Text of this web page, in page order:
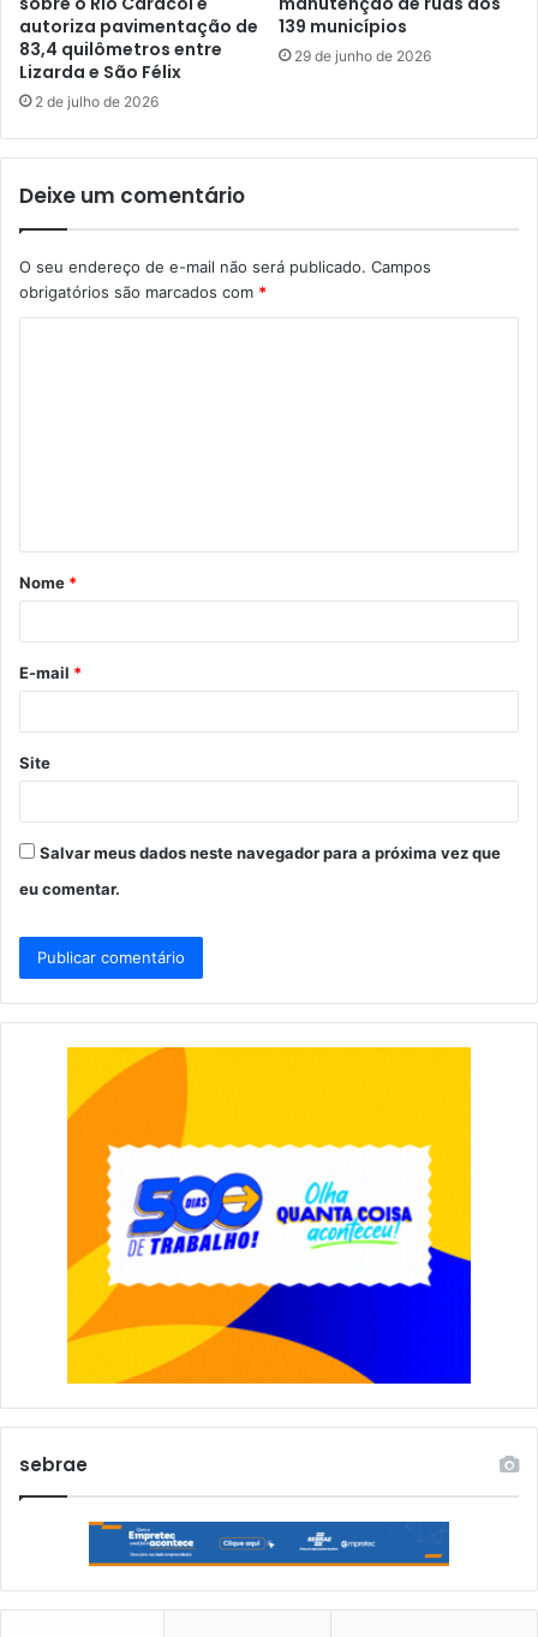
autoriza pavimentação de
83,4 quilômetros entre
Lizarda e São Félix
2 de julho de 2026
139 municípios
29 de junho de 2026
Deixe um comentário
O seu endereço de e-mail não será publicado. Campos
obrigatórios são marcados com *
á
r
*
Nome *
E-mail *
Site
Salvar meus dados neste navegador para a próxima vez que
eu comentar.
sebrae